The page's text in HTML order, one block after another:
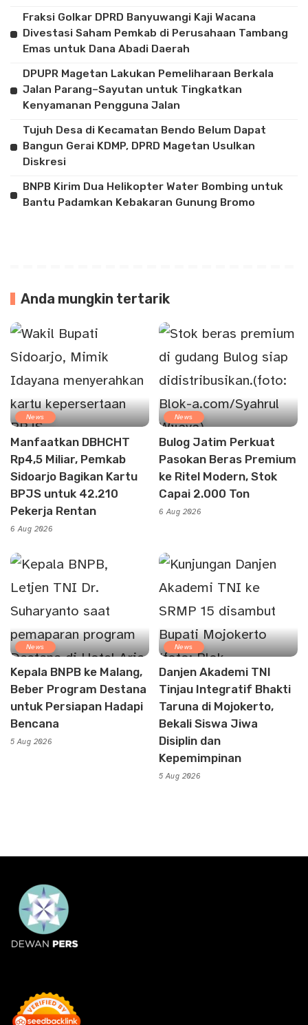
Fraksi Golkar DPRD Banyuwangi Kaji Wacana
Divestasi Saham Pemkab di Perusahaan Tambang
Emas untuk Dana Abadi Daerah
DPUPR Magetan Lakukan Pemeliharaan Berkala
Jalan Parang–Sayutan untuk Tingkatkan
Kenyamanan Pengguna Jalan
Tujuh Desa di Kecamatan Bendo Belum Dapat
Bangun Gerai KDMP, DPRD Magetan Usulkan
Diskresi
BNPB Kirim Dua Helikopter Water Bombing untuk
Bantu Padamkan Kebakaran Gunung Bromo
Anda mungkin tertarik
News
Manfaatkan DBHCHT
Rp4,5 Miliar, Pemkab
Sidoarjo Bagikan Kartu
BPJS untuk 42.210
Pekerja Rentan
6 Aug 2026
News
Bulog Jatim Perkuat
Pasokan Beras Premium
ke Ritel Modern, Stok
Capai 2.000 Ton
6 Aug 2026
News
Kepala BNPB ke Malang,
Beber Program Destana
untuk Persiapan Hadapi
Bencana
5 Aug 2026
News
Danjen Akademi TNI
Tinjau Integratif Bhakti
Taruna di Mojokerto,
Bekali Siswa Jiwa
Disiplin dan
Kepemimpinan
5 Aug 2026